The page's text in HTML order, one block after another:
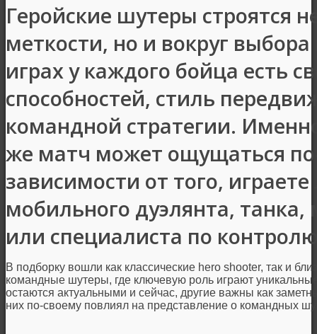
Геройские шутеры строятся
меткости, но и вокруг
играх у каждого бойца есть
способностей, стиль
командной стратегии.
же матч может ощущаться
зависимости от того,
мобильного дуэлянта,
или специалиста по
В подборку вошли как классические hero shooter, так и
командные шутеры, где ключевую роль играют
остаются актуальными и сейчас, другие важны как
них по-своему повлиял на представление о командных